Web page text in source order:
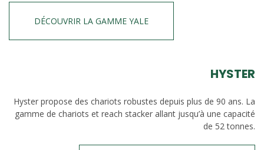
DÉCOUVRIR LA GAMME YALE
HYSTER
Hyster propose des chariots robustes depuis plus de 90 ans. La
gamme de chariots et reach stacker allant jusqu’à une capacité
de 52 tonnes.